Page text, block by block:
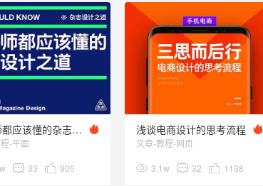
设计师都应该懂的杂志设计之道
-平面
33 905
浅谈电商设计的思考流程
文章-教程-网页
3.1w 32 1138